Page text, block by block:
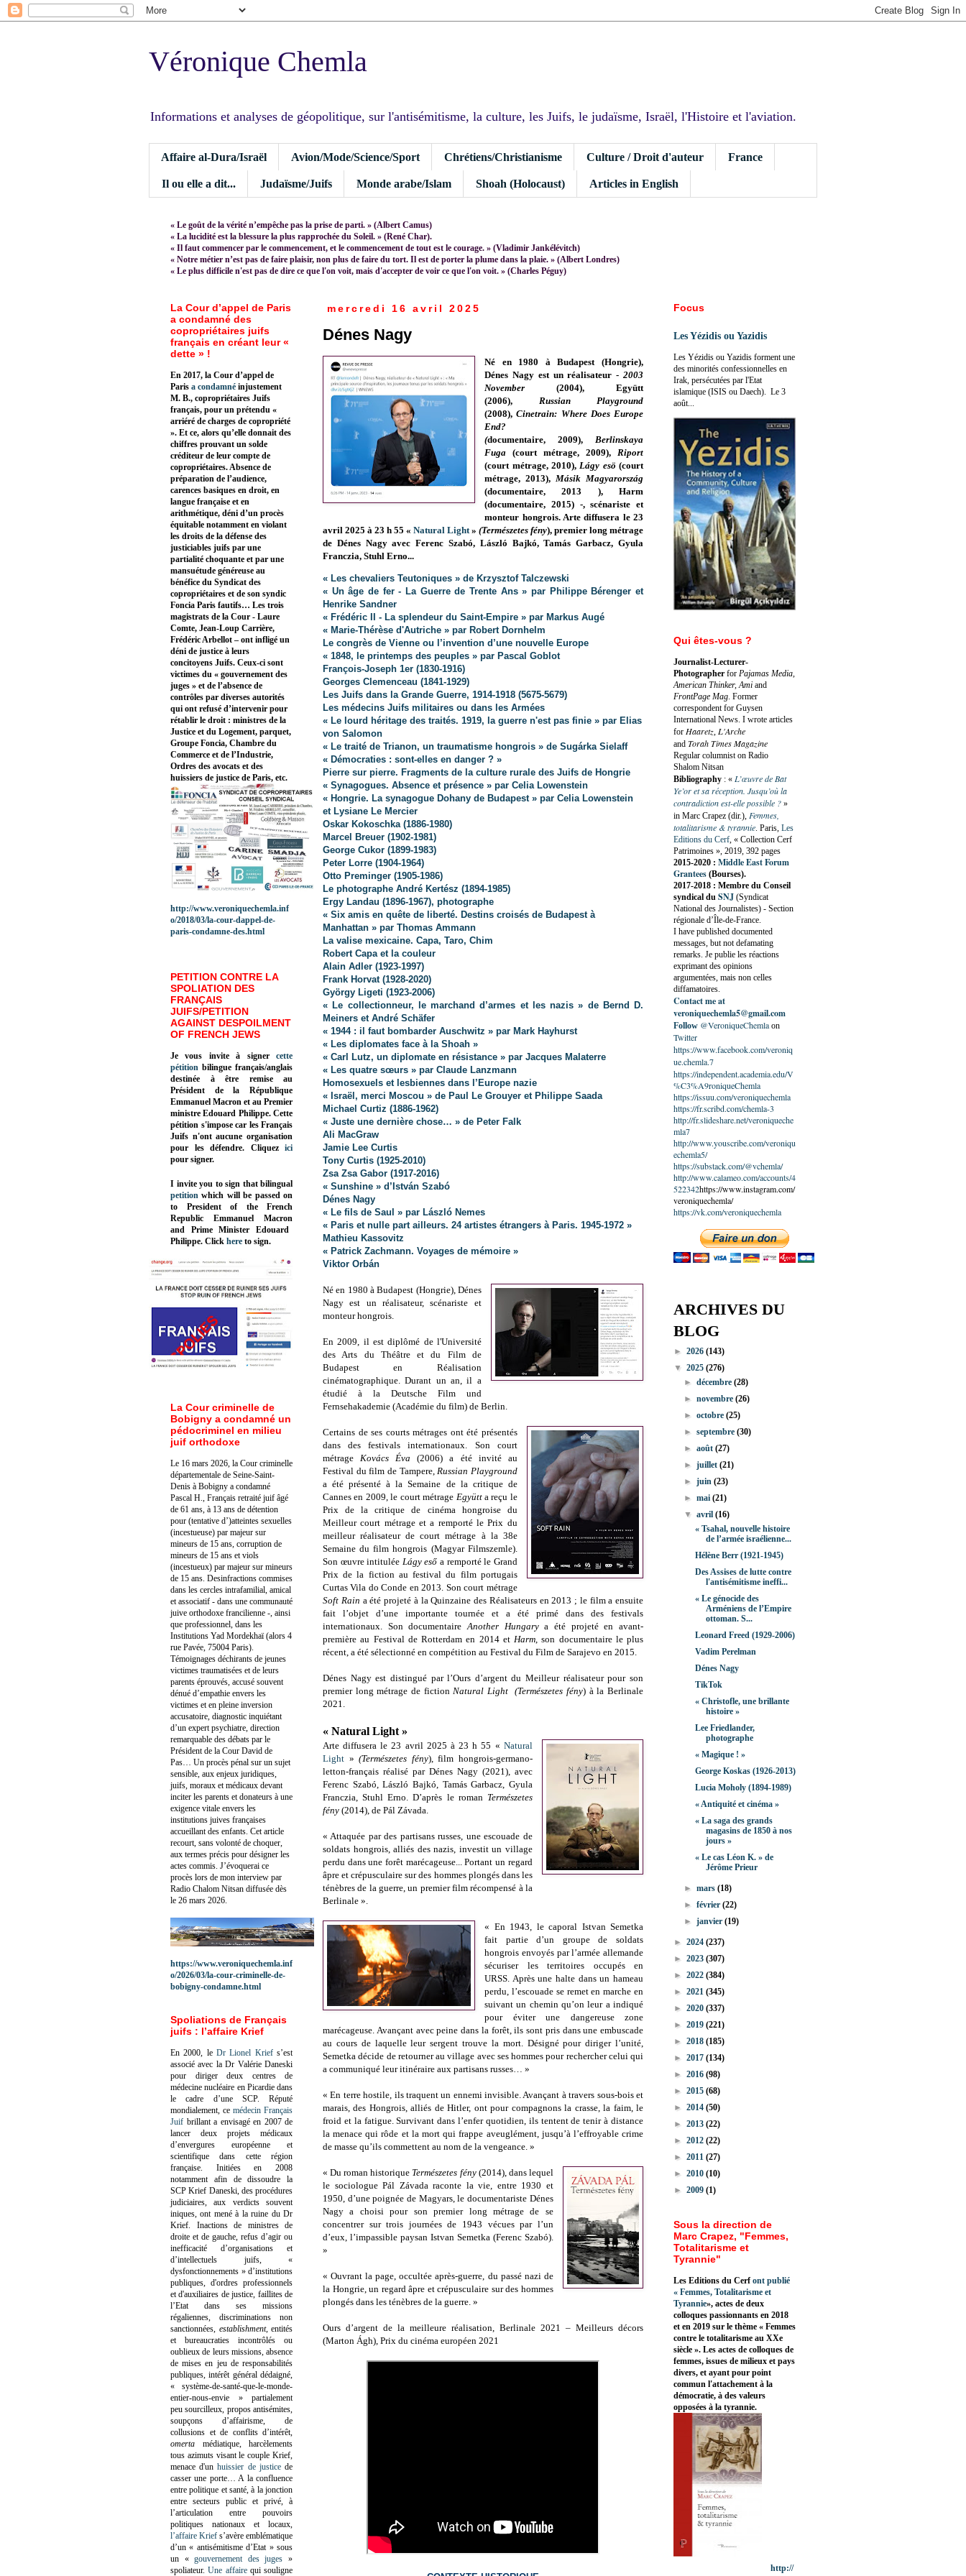
Véronique Chemla
Informations et analyses de géopolitique, sur l'antisémitisme, la culture, les Juifs, le judaïsme, Israël, l'Histoire et l'aviation.
Affaire al-Dura/Israël Avion/Mode/Science/Sport Chrétiens/Christianisme Culture / Droit d'auteur France
Il ou elle a dit... Judaïsme/Juifs Monde arabe/Islam Shoah (Holocaust) Articles in English
« Le goût de la vérité n’empêche pas la prise de parti. » (Albert Camus)
« La lucidité est la blessure la plus rapprochée du Soleil. » (René Char).
« Il faut commencer par le commencement, et le commencement de tout est le courage. » (Vladimir Jankélévitch)
« Notre métier n’est pas de faire plaisir, non plus de faire du tort. Il est de porter la plume dans la plaie. » (Albert Londres)
« Le plus difficile n'est pas de dire ce que l'on voit, mais d'accepter de voir ce que l'on voit. » (Charles Péguy)
mercredi 16 avril 2025
Dénes Nagy
Né en 1980 à Budapest (Hongrie),
Dénes Nagy est un réalisateur - 2003
November (2004), Együtt
(2006), Russian Playground
(2008),Cinetrain: Where Does Europe
End?
(documentaire, 2009), Berlinskaya
Fuga(court métrage,2009), Riport
(court métrage, 2010),Lágy esö(court
métrage, 2013),Másik Magyarország
(documentaire, 2013 ), Harm
(documentaire, 2015) -, scénariste et
monteur hongrois. Arte diffusera le 23
avril 2025 à 23 h 55 « Natural Light» (Természetes fény), premier long métrage
de Dénes Nagy avec Ferenc Szabó, László Bajkó, Tamás Garbacz, Gyula
Franczia, Stuhl Erno...
« Les chevaliers Teutoniques » de Krzysztof Talczewski
« Un âge de fer - La Guerre de Trente Ans » par Philippe Bérenger et
Henrike Sandner
« Frédéric II - La splendeur du Saint-Empire » par Markus Augé
« Marie-Thérèse d'Autriche » par Robert Dornhelm
Le congrès de Vienne ou l’invention d’une nouvelle Europe
« 1848, le printemps des peuples » par Pascal Goblot
François-Joseph 1er (1830-1916)
Georges Clemenceau (1841-1929)
Les Juifs dans la Grande Guerre, 1914-1918 (5675-5679)
Les médecins Juifs militaires ou dans les Armées
« Le lourd héritage des traités. 1919, la guerre n'est pas finie » par Elias
von Salomon
« Le traité de Trianon, un traumatisme hongrois » de Sugárka Sielaff
« Démocraties : sont-elles en danger ? »
Pierre sur pierre. Fragments de la culture rurale des Juifs de Hongrie
« Synagogues. Absence et présence » par Celia Lowenstein
« Hongrie. La synagogue Dohany de Budapest » par Celia Lowenstein
et Lysiane Le Mercier
Oskar Kokoschka (1886-1980)
Marcel Breuer (1902-1981)
George Cukor (1899-1983)
Peter Lorre (1904-1964)
Otto Preminger (1905-1986)
Le photographe André Kertész (1894-1985)
Ergy Landau (1896-1967), photographe
« Six amis en quête de liberté. Destins croisés de Budapest à
Manhattan » par Thomas Ammann
La valise mexicaine. Capa, Taro, Chim
Robert Capa et la couleur
Alain Adler (1923-1997)
Frank Horvat (1928-2020)
György Ligeti (1923-2006)
« Le collectionneur, le marchand d’armes et les nazis » de Bernd D.
Meiners et André Schäfer
« 1944 : il faut bombarder Auschwitz » par Mark Hayhurst
« Les diplomates face à la Shoah »
« Carl Lutz, un diplomate en résistance » par Jacques Malaterre
« Les quatre sœurs » par Claude Lanzmann
Homosexuels et lesbiennes dans l’Europe nazie
« Israël, merci Moscou » de Paul Le Grouyer et Philippe Saada
Michael Curtiz (1886-1962)
« Juste une dernière chose… » de Peter Falk
Ali MacGraw
Jamie Lee Curtis
Tony Curtis (1925-2010)
Zsa Zsa Gabor (1917-2016)
« Sunshine » d’István Szabó
Dénes Nagy
« Le fils de Saul » par László Nemes
« Paris et nulle part ailleurs. 24 artistes étrangers à Paris. 1945-1972 »
Mathieu Kassovitz
« Patrick Zachmann. Voyages de mémoire »
Viktor Orbán
Né en 1980 à Budapest (Hongrie), Dénes
Nagy est un réalisateur, scénariste et
monteur hongrois.
En 2009, il est diplômé de l'Université
des Arts du Théâtre et du Film de
Budapest en Réalisation
cinématographique. Durant un an, il a
étudié à la Deutsche Film und
Fernsehakademie (Académie du film) de Berlin.
Certains de ses courts métrages ont été présentés
dans des festivals internationaux. Son court
métrageKovács Éva(2006) a été invité au
Festival du film de Tampere,Russian Playground
a été présenté à la Semaine de la critique de
Cannes en 2009, le court métrage Együtt a reçu le
Prix de la critique de cinéma hongroise du
Meilleur court métrage et a remporté le Prix du
meilleur réalisateur de court métrage à la 38e
Semaine du film hongrois (Magyar Filmszemle).
Son œuvre intitulée Lágy eső a remporté le Grand
Prix de la fiction au festival du film portugais
Curtas Vila do Conde en 2013. Son court métrage
Soft Rain a été projeté à la Quinzaine des Réalisateurs en 2013 ; le film a ensuite
fait l’objet d’une importante tournée et a été primé dans des festivals
internationaux. Son documentaireAnother Hungarya été projeté en avant-
première au Festival de Rotterdam en 2014 et Harm, son documentaire le plus
récent, a été sélectionné en compétition au Festival du Film de Sarajevo en 2015.
Dénes Nagy est distingué par l’Ours d’argent du Meilleur réalisateur pour son
premier long métrage de fictionNatural Light (Természetes fény) à la Berlinale
2021.
« Natural Light »
Arte diffusera le 23 avril 2025 à 23 h 55 « Natural
Light »(Természetes fény), film hongrois-germano-
letton-français réalisé par Dénes Nagy (2021), avec
Ferenc Szabó, László Bajkó, Tamás Garbacz, Gyula
Franczia, Stuhl Erno.D’après le roman Természetes
fény (2014), de Pál Závada.
« Attaquée par des partisans russes, une escouade de
soldats hongrois, alliés des nazis, investit un village
perdu dans une forêt marécageuse... Portant un regard
âpre et crépusculaire sur des hommes plongés dans les
ténèbres de la guerre, un premier film récompensé à la
Berlinale ».
« En 1943, le caporal Istvan Semetka
fait partie d’un groupe de soldats
hongrois envoyés par l’armée allemande
sécuriser les territoires occupés en
URSS. Après une halte dans un hameau
perdu, l’escouade se remet en marche en
suivant un chemin qu’on leur a indiqué
pour éviter une dangereuse zone
marécageuse. Avançant avec peine dans la forêt, ils sont pris dans une embuscade
au cours de laquelle leur sergent trouve la mort. Désigné pour diriger l’unité,
Semetka décide de retourner au village avec ses hommes pour rechercher celui qui
a communiqué leur itinéraire aux partisans russes… »
« En terre hostile, ils traquent un ennemi invisible. Avançant à travers sous-bois et
marais, des Hongrois, alliés de Hitler, ont pour compagnons la crasse, la faim, le
froid et la fatigue. Survivant dans l’enfer quotidien, ils tentent de tenir à distance
la menace qui rôde et la mort qui frappe aveuglément, jusqu’à l’effroyable crime
de masse qu’ils commettent au nom de la vengeance. »
« Du roman historique Természetes fény(2014), dans lequel
le sociologue Pál Závada raconte la vie, entre 1930 et
1950, d’une poignée de Magyars, le documentariste Dénes
Nagy a choisi pour son premier long métrage de se
concentrer sur trois journées de 1943 vécues par l’un
d’eux, l’impassible paysan Istvan Semetka (Ferenc Szabó).
»
« Ouvrant la page, occultée après-guerre, du passé nazi de
la Hongrie, un regard âpre et crépusculaire sur des hommes
plongés dans les ténèbres de la guerre. »
Ours d’argent de la meilleure réalisation, Berlinale 2021 – Meilleurs décors
(Marton Ágh), Prix du cinéma européen 2021
La Cour d’appel de Paris
a condamné des
copropriétaires juifs
français en créant leur «
dette » !
En 2017, la Cour d’appel de
Paris a condamné injustement
M. B., copropriétaires Juifs
français, pour un prétendu «
arriéré de charges de copropriété
». Et ce, alors qu’elle donnait des
chiffres prouvant un solde
créditeur de leur compte de
copropriétaires. Absence de
préparation de l’audience,
carences basiques en droit, en
langue française et en
arithmétique, déni d’un procès
équitable notamment en violant
les droits de la défense des
justiciables juifs par une
partialité choquante et par une
mansuétude généreuse au
bénéfice du Syndicat des
copropriétaires et de son syndic
Foncia Paris fautifs… Les trois
magistrats de la Cour - Laure
Comte, Jean-Loup Carrière,
Frédéric Arbellot – ont infligé un
déni de justice à leurs
concitoyens Juifs. Ceux-ci sont
victimes du « gouvernement des
juges » et de l’absence de
contrôles par diverses autorités
qui ont refusé d’intervenir pour
rétablir le droit : ministres de la
Justice et du Logement, parquet,
Groupe Foncia, Chambre du
Commerce et de l’Industrie,
Ordres des avocats et des
huissiers de justice de Paris, etc.
http://www.veroniquechemla.inf
o/2018/03/la-cour-dappel-de-
paris-condamne-des.html
PETITION CONTRE LA
SPOLIATION DES
FRANÇAIS
JUIFS/PETITION
AGAINST DESPOILMENT
OF FRENCH JEWS
Je vous invite à signer cette
pétition bilingue français/anglais
destinée à être remise au
Président de la République
Emmanuel Macron et au Premier
ministre Edouard Philippe. Cette
pétition s'impose car les Français
Juifs n'ont aucune organisation
pour les défendre. Cliquez
ici
pour signer.
I invite you to sign that bilingual
petition which will be passed on
to President of the French
Republic Emmanuel Macron
and Prime Minister Edouard
Philippe. Click here to sign.
La Cour criminelle de
Bobigny a condamné un
pédocriminel en milieu
juif orthodoxe
Le 16 mars 2026, la Cour criminelle
départementale de Seine-Saint-
Denis à Bobigny a condamné
Pascal H., Français retraité juif âgé
de 61 ans, à 13 ans de détention
pour (tentative d’)atteintes sexuelles
(incestueuse) par majeur sur
mineurs de 15 ans, corruption de
mineurs de 15 ans et viols
(incestueux) par majeur sur mineurs
de 15 ans. Desinfractions commises
dans les cercles intrafamilial, amical
et associatif - dans une communauté
juive orthodoxe francilienne -, ainsi
que professionnel, dans les
Institutions Yad Mordekhaï (alors 4
rue Pavée, 75004 Paris).
Témoignages déchirants de jeunes
victimes traumatisées et de leurs
parents éprouvés, accusé souvent
dénué d’empathie envers les
victimes et en pleine inversion
accusatoire, diagnostic inquiétant
d’un expert psychiatre, direction
remarquable des débats par le
Président de la Cour David de
Pas… Un procès pénal sur un sujet
sensible, aux enjeux juridiques,
juifs, moraux et médicaux devant
inciter les parents et donateurs à une
exigence vitale envers les
institutions juives françaises
accueillant des enfants. Cet article
recourt, sans volonté de choquer,
aux termes précis pour désigner les
actes commis. J’évoquerai ce
procès lors de mon interview par
Radio Chalom Nitsan diffusée dès
le 26 mars 2026.
https://www.veroniquechemla.inf
o/2026/03/la-cour-criminelle-de-
bobigny-condamne.html
Spoliations de Français
juifs : l’affaire Krief
En 2000, le Dr Lionel Kriefs’est
associé avec la Dr Valérie Daneski
pour diriger deux centres de
médecine nucléaire en Picardie dans
le cadre d’une SCP. Réputé
mondialement, ce médecin Français
Juif brillant a envisagé en 2007 de
lancer deux projets médicaux
d’envergures européenne et
scientifique dans cette région
française. Initiées en 2008
notamment afin de dissoudre la
SCP Krief Daneski, des procédures
judiciaires, aux verdicts souvent
iniques, ont mené à la ruine du Dr
Krief. Inactions de ministres de
droite et de gauche, refus d’agir ou
inefficacité d’organisations et
d’intellectuels juifs, «
dysfonctionnements » d’institutions
publiques, d'ordres professionnels
et d'auxiliaires de justice, faillites de
l’Etat dans ses missions
régaliennes, discriminations non
sanctionnées, establishment, entités
et bureaucraties incontrôlés ou
oublieux de leurs missions, absence
de mises en jeu de responsabilités
publiques, intérêt général dédaigné,
« système-de-santé-que-le-monde-
entier-nous-envie » partialement
peu sourcilleux, propos antisémites,
soupçons d’affairisme, de
collusions et de conflits d’intérêt,
omerta médiatique, harcèlements
tous azimuts visant le couple Krief,
menace d'unhuissier de justicede
casser une porte… A la confluence
entre politique et santé, à la jonction
entre secteurs public et privé, à
l’articulation entre pouvoirs
politiques nationaux et locaux,
l’affaire Krief s’avère emblématique
d’un « antisémitisme d’Etat » sous
un «gouvernement des juges »
spoliateur.Une affairequi souligne
Focus
Les Yézidis ou Yazidis
Les Yézidis ou Yazidis forment une
des minorités confessionnelles en
Irak, persécutées par l'Etat
islamique (ISIS ou Daech). Le 3
août...
Qui êtes-vous ?
Journalist-Lecturer-
Photographer for Pajamas Media,
American Thinker, Ami and
FrontPage Mag. Former
correspondent for Guysen
International News. I wrote articles
for Haaretz, L'Arche
and Torah Times Magazine
Regular columnist on Radio
Shalom Nitsan
Bibliography : « L’œuvre de Bat
Ye’or et sa réception. Jusqu’où la
contradiction est-elle possible ? »
in Marc Crapez (dir.), Femmes,
totalitarisme & tyrannie. Paris, Les
Editions du Cerf, « Collection Cerf
Patrimoines », 2019, 392 pages
2015-2020 : Middle East Forum
Grantees (Bourses).
2017-2018 : Membre du Conseil
syndical du SNJ (Syndicat
National des Journalistes) - Section
régionale d’Île-de-France.
I have published documented
messages, but not defamating
remarks. Je publie les réactions
exprimant des opinions
argumentées, mais non celles
diffamatoires.
Contact me at
veroniquechemla5@gmail.com
Follow @VeroniqueChemlaon
Twitter
https://www.facebook.com/veroniq
ue.chemla.7
https://independent.academia.edu/V
%C3%A9roniqueChemla
https://issuu.com/veroniquechemla
https://fr.scribd.com/chemla-3
http://fr.slideshare.net/veroniqueche
mla7
http://www.youscribe.com/veroniqu
echemla5/
https://substack.com/@vchemla/
http://www.calameo.com/accounts/4
522342https://www.instagram.com/
veroniquechemla/
https://vk.com/veroniquechemla
ARCHIVES DU
BLOG
► 2026 (143)
▼ 2025 (276)
►décembre(28)
►novembre(26)
►octobre(25)
►septembre(30)
►août(27)
►juillet(21)
►juin(23)
►mai(21)
▼avril(16)
« Tsahal, nouvelle histoire
de l’armée israélienne...
Hélène Berr (1921-1945)
Des Assises de lutte contre
l'antisémitisme ineffi...
« Le génocide des
Arméniens de l’Empire
ottoman. S...
Leonard Freed (1929-2006)
Vadim Perelman
Dénes Nagy
TikTok
« Christofle, une brillante
histoire »
Lee Friedlander,
photographe
« Magique ! »
George Koskas (1926-2013)
Lucia Moholy (1894-1989)
« Antiquité et cinéma »
« La saga des grands
magasins de 1850 à nos
jours »
« Le cas Léon K. » de
Jérôme Prieur
►mars(18)
►février(22)
►janvier(19)
► 2024 (237)
► 2023 (307)
► 2022 (384)
► 2021 (345)
► 2020 (337)
► 2019 (221)
► 2018 (185)
► 2017 (134)
► 2016 (98)
► 2015 (68)
► 2014 (50)
► 2013 (22)
► 2012 (22)
► 2011 (27)
► 2010 (10)
► 2009 (1)
Sous la direction de
Marc Crapez, "Femmes,
Totalitarisme et
Tyrannie"
Les Editions du Cerfont publié
« Femmes, Totalitarisme et
Tyrannie», actes de deux
colloques passionnants en 2018
et en 2019 sur le thème « Femmes
contre le totalitarisme au XXe
siècle ». Les actes de colloques de
femmes, issues de milieux et pays
divers, et ayant pour point
commun l'attachement à la
démocratie, à des valeurs
opposées à la tyrannie.
http://